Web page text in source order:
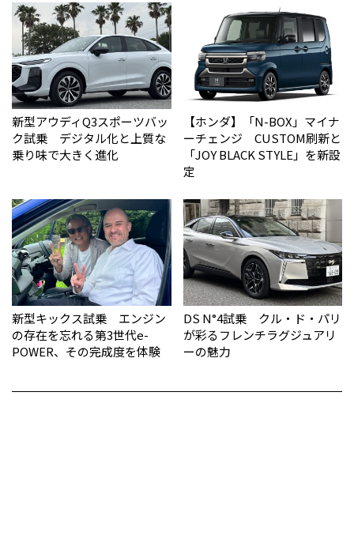
新型アウディQ3スポーツバッ
ク試乗 デジタル化と上質な
乗り味で大きく進化
【ホンダ】「N-BOX」マイナ
ーチェンジ CUSTOM刷新と
「JOY BLACK STYLE」を新設
定
新型キックス試乗 エンジン
の存在を忘れる第3世代e-
POWER、その完成度を体験
DS N°4試乗 クル・ド・パリ
が彩るフレンチラグジュアリ
ーの魅力